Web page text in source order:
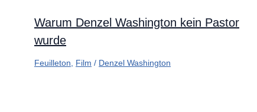
Warum Denzel Washington kein Pastor
wurde
Feuilleton Film / Denzel Washington